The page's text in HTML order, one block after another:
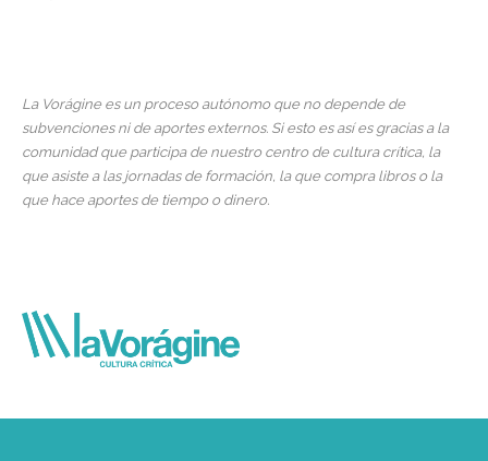
La Vorágine es un proceso autónomo que no depende de
subvenciones ni de aportes externos. Si esto es así es gracias a la
comunidad que participa de nuestro centro de cultura crítica, la
que asiste a las jornadas de formación, la que compra libros o la
que hace aportes de tiempo o dinero.